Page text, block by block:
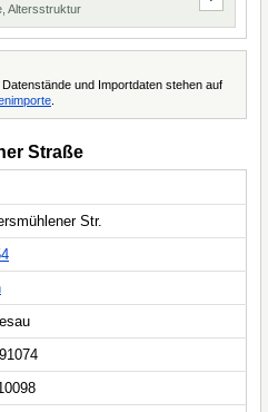
Altersstruktur
und Importdaten stehen auf
Straße
Str.